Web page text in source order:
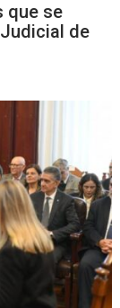
que se
de